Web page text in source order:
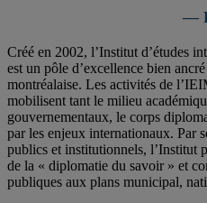
—
Créé en 2002, l’Institut d’études
est un pôle d’excellence bien
montréalaise. Les activités de
mobilisent tant le milieu
gouvernementaux, le corps
par les enjeux internationaux. Par
publics et institutionnels, l’Institut
de la « diplomatie du savoir » et
publiques aux plans municipal,